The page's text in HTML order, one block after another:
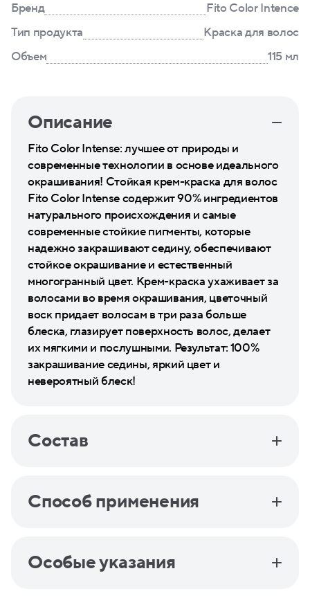
Бренд
Fito Color Intence
Тип продукта
Краска для волос
Объем
115 мл
Описание
Fito Color Intense: лучшее от природы и
современные технологии в основе идеального
окрашивания! Стойкая крем-краска для волос
Fito Color Intense содержит 90% ингредиентов
натурального происхождения и самые
современные стойкие пигменты, которые
надежно закрашивают седину, обеспечивают
стойкое окрашивание и естественный
многогранный цвет. Крем-краска ухаживает за
волосами во время окрашивания, цветочный
воск придает волосам в три раза больше
блеска, глазирует поверхность волос, делает
их мягкими и послушными. Результат: 100%
закрашивание седины, яркий цвет и
невероятный блеск!
Состав
Способ применения
Особые указания